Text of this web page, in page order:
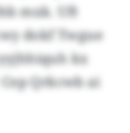
mxk. Uft
dokf Twgue
kx
Qrkcwb ai